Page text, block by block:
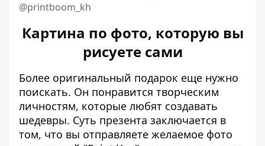
@printboom_kh
Картина по фото, которую вы
рисуете сами
Более оригинальный подарок еще нужно
поискать. Он понравится творческим
личностям, которые любят создавать
шедевры. Суть презента заключается в
том, что вы отправляете желаемое фото